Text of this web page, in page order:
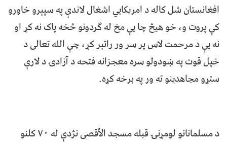
افغانستان شل کاله د امریکايي اشغال لاندې په سپېرو خاورو
کې پروت و، خو هیڅ چا یې مخ له ګردونو څخه پاک نه کړ او
نه یې د مرحمت لاس پر سر ور راتېر کړ، چې الله تعالی د
خپل قوت په ښودولو سره معجزانه فتحه د آزادۍ د لارې
ستړو مجاهدینو ته ور په برخه کړه.
د مسلمانانو لومړنۍ قبله مسجد الأقصی نژدې له ۷۰ کلنو